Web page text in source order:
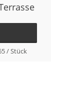
/Stück